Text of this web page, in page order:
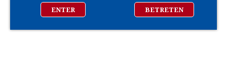
ENTER BETRETEN